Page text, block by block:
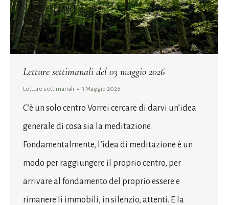
Letture settimanali del 03 maggio 2026
Letture settimanali 3 Maggio 2026
C’è un solo centro Vorrei cercare di darvi un’idea
generale di cosa sia la meditazione.
Fondamentalmente, l’idea di meditazione è un
modo per raggiungere il proprio centro, per
arrivare al fondamento del proprio essere e
rimanere lì immobili, in silenzio, attenti. E la